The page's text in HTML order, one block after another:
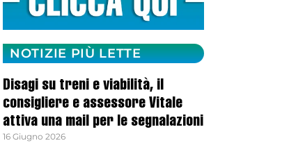
NOTIZIE PIÙ LETTE
Disagi su treni e viabilità, il
consigliere e assessore Vitale
attiva una mail per le segnalazioni
16 Giugno 2026